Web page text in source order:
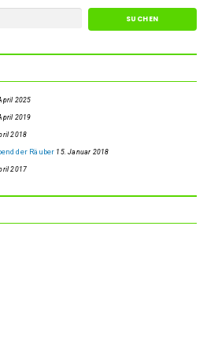
2025
2019
2018
der Räuber 15. Januar 2018
2017